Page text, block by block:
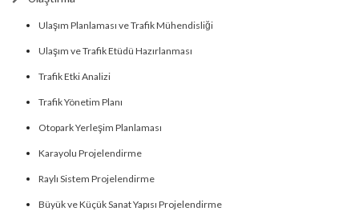
Ulaşım Planlaması ve Trafik Mühendisliği
Ulaşım ve Trafik Etüdü Hazırlanması
Trafik Etki Analizi
Trafik Yönetim Planı
Otopark Yerleşim Planlaması
Karayolu Projelendirme
Raylı Sistem Projelendirme
Büyük ve Küçük Sanat Yapısı Projelendirme